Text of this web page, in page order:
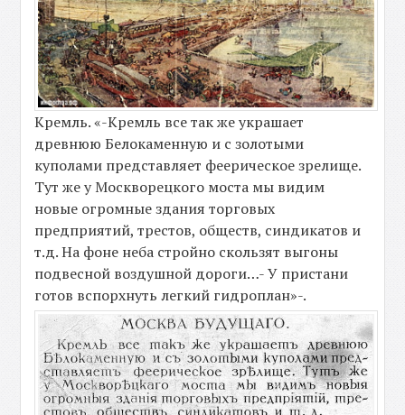
Кремль. «-Кремль все так же украшает
древнюю Белокаменную и с золотыми
куполами представляет феерическое зрелище.
Тут же у Москворецкого моста мы видим
новые огромные здания торговых
предприятий, трестов, обществ, синдикатов и
т.д. На фоне неба стройно скользят выгоны
подвесной воздушной дороги…- У пристани
готов вспорхнуть легкий гидроплан»-.